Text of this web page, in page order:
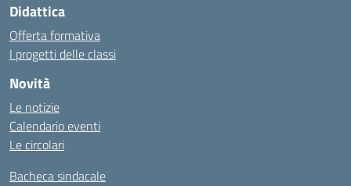
Didattica
Offerta formativa
I progetti delle classi
Novità
Le notizie
Calendario eventi
Le circolari
Bacheca sindacale